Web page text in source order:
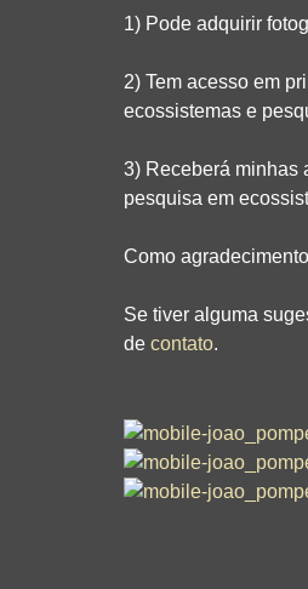
1) Pode adquirir
2) Tem acesso em
ecossistemas e
3) Receberá minhas
pesquisa em
Como
Se tiver alguma
de contato.